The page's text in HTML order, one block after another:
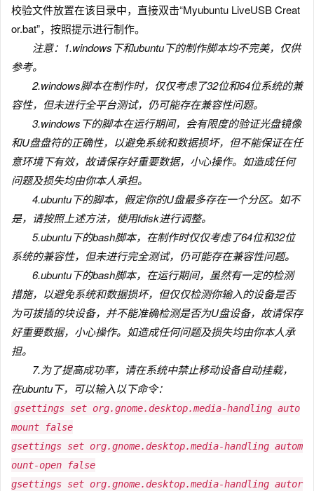
校验文件放置在该目录中，直接双击“Myubuntu LiveUSB Creat
or.bat”，按照提示进行制作。
注意：1.windows下和ubuntu下的制作脚本均不完美，仅供
参考。
2.windows脚本在制作时，仅仅考虑了32位和64位系统的兼
容性，但未进行全平台测试，仍可能存在兼容性问题。
3.windows下的脚本在运行期间，会有限度的验证光盘镜像
和U盘盘符的正确性，以避免系统和数据损坏，但不能保证在任
意环境下有效，故请保存好重要数据，小心操作。如造成任何
问题及损失均由你本人承担。
4.ubuntu下的脚本，假定你的U盘最多存在一个分区。如不
是，请按照上述方法，使用fdisk进行调整。
5.ubuntu下的bash脚本，在制作时仅仅考虑了64位和32位
系统的兼容性，但未进行完全测试，仍可能存在兼容性问题。
6.ubuntu下的bash脚本，在运行期间，虽然有一定的检测
措施，以避免系统和数据损坏，但仅仅检测你输入的设备是否
为可拔插的块设备，并不能准确检测是否为U盘设备，故请保存
好重要数据，小心操作。如造成任何问题及损失均由你本人承
担。
7.为了提高成功率，请在系统中禁止移动设备自动挂载，
在ubuntu下，可以输入以下命令：
gsettings set org.gnome.desktop.media-handling auto
mount false
gsettings set org.gnome.desktop.media-handling autom
ount-open false
gsettings set org.gnome.desktop.media-handling autor